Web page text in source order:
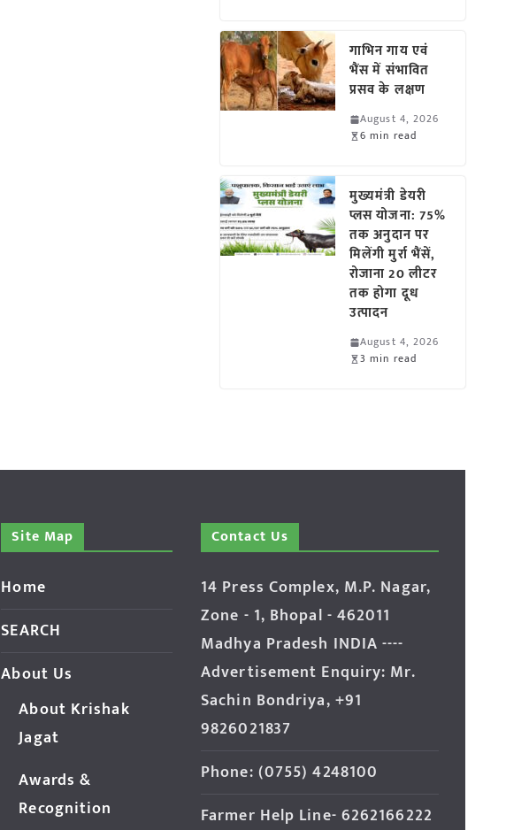
गाभिन गाय एवं
भैंस में संभावित
प्रसव के लक्षण
August 4, 2026
6 min read
मुख्यमंत्री डेयरी
प्लस योजना: 75%
तक अनुदान पर
मिलेंगी मुर्रा भैंसें,
रोजाना 20 लीटर
तक होगा दूध
उत्पादन
August 4, 2026
3 min read
Site Map
Home
SEARCH
About Us
About Krishak
Jagat
Awards &
Recognition
Contact Us
14 Press Complex, M.P. Nagar,
Zone - 1, Bhopal - 462011
Madhya Pradesh INDIA ----
Advertisement Enquiry: Mr.
Sachin Bondriya, +91
9826021837
Phone: (0755) 4248100
Farmer Help Line- 6262166222